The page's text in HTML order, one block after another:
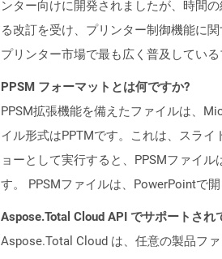
ンター向けに開発されましたが、時間
る改訂を受け、プリンター制御機能に
プリンター市場で最も広く普及している
PPSM フォーマットとは何ですか?
PPSM拡張機能を備えたファイルは、
イル形式はPPTMです。これは、スラ
ョーとして実行すると、PPSMファイ
す。 PPSMファイルは、PowerPointで
Aspose.Total Cloud API でサポートさ
Aspose.Total Cloud は、任意の製品フ